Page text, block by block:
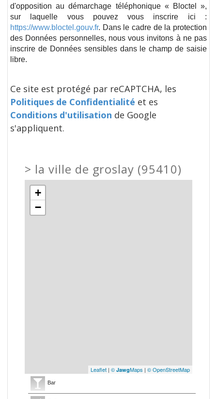
d'opposition au démarchage téléphonique « Bloctel »,
sur laquelle vous pouvez vous inscrire ici :
https://www.bloctel.gouv.fr. Dans le cadre de la protection
des Données personnelles, nous vous invitons à ne pas
inscrire de Données sensibles dans le champ de saisie
libre.
Ce site est protégé par reCAPTCHA, les
Politiques de Confidentialité et es
Conditions d'utilisation de Google
s'appliquent.
> la ville de groslay (95410)
+
−
Leaflet | © JawgMaps | © OpenStreetMap
Bar